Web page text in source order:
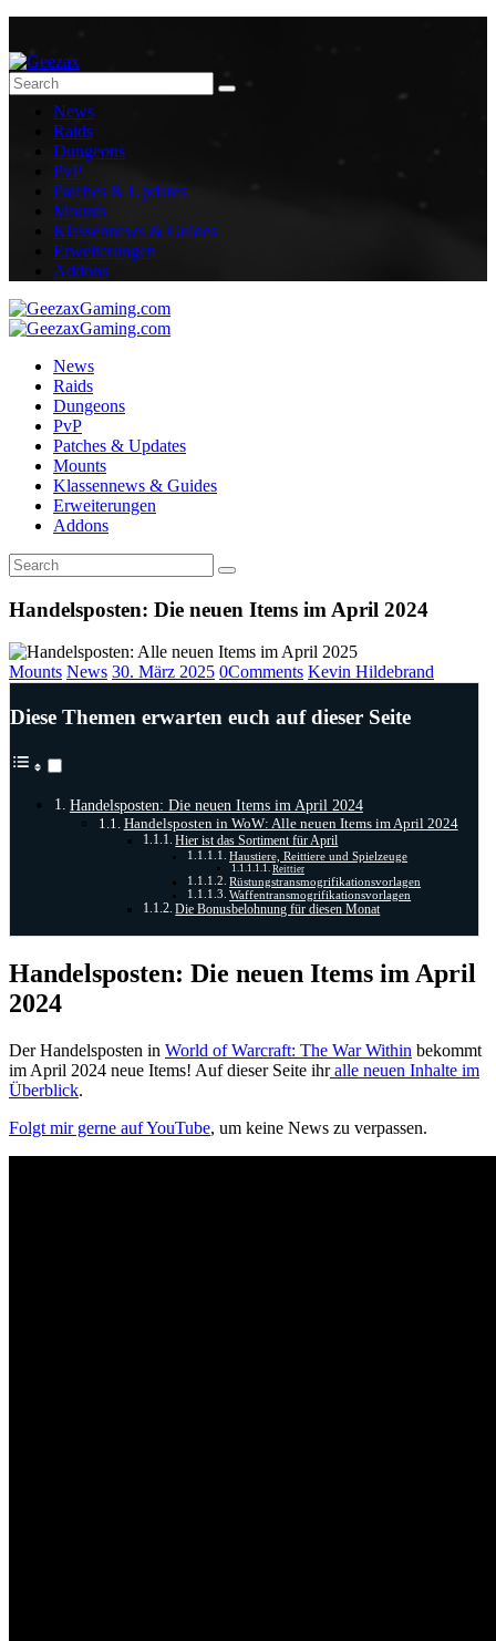
News
Raids
Dungeons
PvP
Patches & Updates
Mounts
Klassennews & Guides
Erweiterungen
Addons
News
Raids
Dungeons
PvP
Patches & Updates
Mounts
Klassennews & Guides
Erweiterungen
Addons
Handelsposten: Die neuen Items im April 2024
Mounts News 30. März 2025 0Comments Kevin Hildebrand
Diese Themen erwarten euch auf dieser Seite
Handelsposten: Die neuen Items im April 2024
Handelsposten in WoW: Alle neuen Items im April 2024
Hier ist das Sortiment für April
Haustiere, Reittiere und Spielzeuge
Reittier
Rüstungstransmogrifikationsvorlagen
Waffentransmogrifikationsvorlagen
Die Bonusbelohnung für diesen Monat
Handelsposten: Die neuen Items im April
2024
Der Handelsposten in World of Warcraft: The War Within bekommt
im April 2024 neue Items! Auf dieser Seite ihralle neuen Inhalte im
Überblick.
Folgt mir gerne auf YouTube, um keine News zu verpassen.